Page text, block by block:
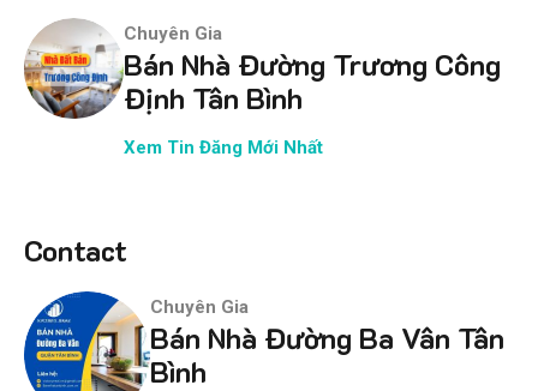
Chuyên Gia
Bán Nhà Đường Trương Công
Định Tân Bình
Xem Tin Đăng Mới Nhất
Contact
Chuyên Gia
Bán Nhà Đường Ba Vân Tân
Bình